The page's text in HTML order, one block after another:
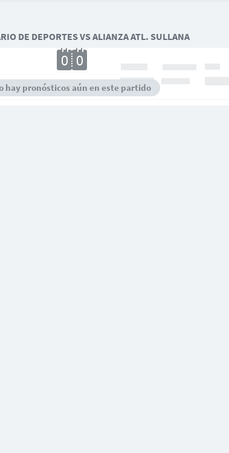
DE DEPORTES VS ALIANZA ATL. SULLANA
hay pronósticos aún en este partido